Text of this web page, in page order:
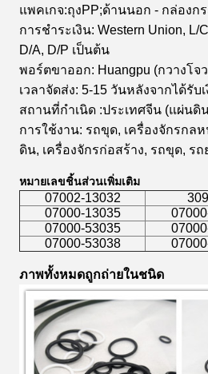
แพคเกจ:ถุงPP;ด้านนอก - กล่องก
การชำระเงิน: Western Union, L/
D/A, D/P เป็นต้น
พอร์ตขาออก: Huangpu (กวางโ
เวลาจัดส่ง: 5-15 วันหลังจากได้รับ
สถานที่กำเนิด :ประเทศจีน (แผ่นดิ
การใช้งาน: รถขุด, เครื่องจักรกล
ดิน, เครื่องจักรก่อสร้าง, รถขุด, ร
หมายเลขชิ้นส่วนเพิ่มเติม
07002-13032
07000-13035
07000-53035
07000-53038
ภาพทั้งหมดถูกถ่ายในชนิด